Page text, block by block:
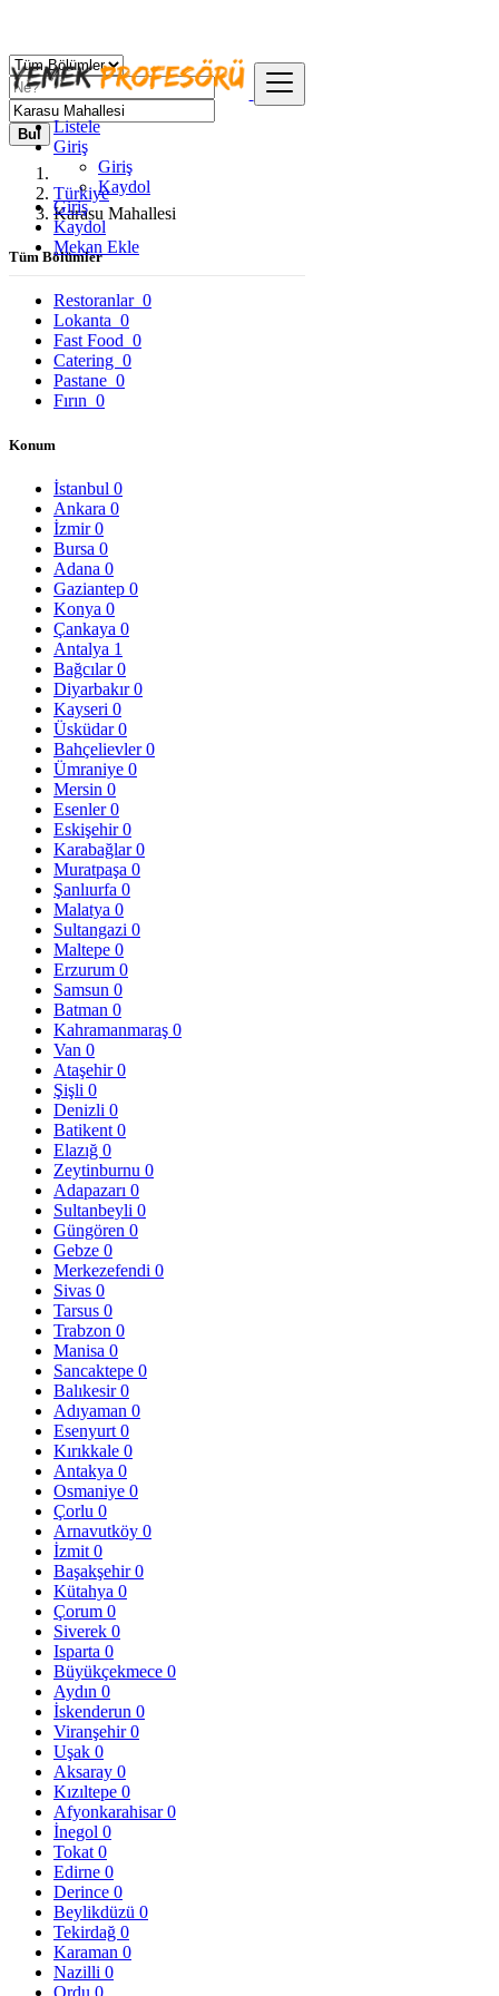
Listele
Giriş
Giriş
Kaydol
Giriş
Kaydol
Mekan Ekle
Bul
Türkiye
Karasu Mahallesi
Tüm Bölümler
Restoranlar 0
Lokanta 0
Fast Food 0
Catering 0
Pastane 0
Fırın 0
Konum
İstanbul 0
Ankara 0
İzmir0
Bursa 0
Adana 0
Gaziantep 0
Konya 0
Çankaya 0
Antalya 1
Bağcılar0
Diyarbakır0
Kayseri 0
Üsküdar0
Bahçelievler0
Ümraniye 0
Mersin 0
Esenler0
Eskişehir0
Karabağlar0
Muratpaşa 0
Şanlıurfa 0
Malatya 0
Sultangazi 0
Maltepe 0
Erzurum 0
Samsun 0
Batman 0
Kahramanmaraş 0
Van 0
Ataşehir0
Şişli 0
Denizli 0
Batikent 0
Elazığ 0
Zeytinburnu 0
Adapazarı 0
Sultanbeyli 0
Güngören 0
Gebze 0
Merkezefendi 0
Sivas 0
Tarsus 0
Trabzon 0
Manisa 0
Sancaktepe 0
Balıkesir0
Adıyaman 0
Esenyurt 0
Kırıkkale 0
Antakya 0
Osmaniye 0
Çorlu 0
Arnavutköy 0
İzmit 0
Başakşehir0
Kütahya 0
Çorum 0
Siverek 0
Isparta 0
Büyükçekmece 0
Aydın 0
İskenderun 0
Viranşehir0
Uşak 0
Aksaray 0
Kızıltepe 0
Afyonkarahisar0
İnegol 0
Tokat 0
Edirne 0
Derince 0
Beylikdüzü 0
Tekirdağ 0
Karaman 0
Nazilli 0
Ordu 0